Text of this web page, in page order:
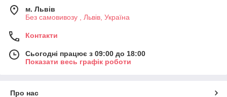
м. Львів
Без самовивозу , Львів, Україна
Контакти
Сьогодні працює з 09:00 до 18:00
Показати весь графік роботи
Про нас